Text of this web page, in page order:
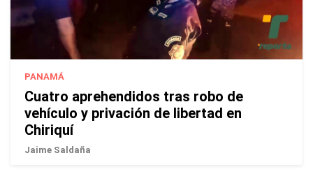
PANAMÁ
Cuatro aprehendidos tras robo de
vehículo y privación de libertad en
Chiriquí
Jaime Saldaña